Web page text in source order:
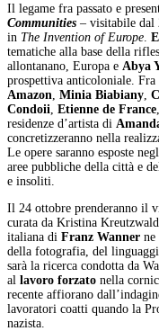
Il legame fra passato e
Communities ‒ visitabile dal
in The Invention of Europe
tematiche alla base della
allontanano, Europa e Abya
prospettiva anticoloniale.
Amazon Minia Biabiany
Condoii Etienne de France
residenze d’artista di
concretizzeranno nella
Le opere saranno esposte
aree pubbliche della città e
e insoliti.
Il 24 ottobre prenderanno il
curata da Kristina
italiana di Franz Wanner ne
della fotografia, del
sarà la ricerca condotta da
al lavoro forzato nella
recente affiorano
lavoratori coatti quando la
nazista.